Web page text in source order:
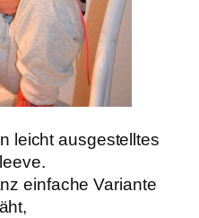
leicht ausgestelltes
einfache Variante